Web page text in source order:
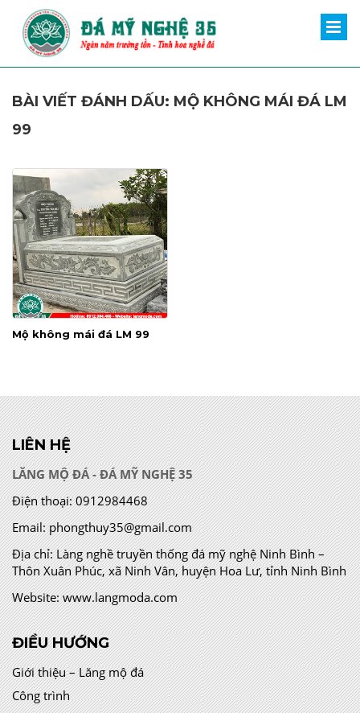
BÀI VIẾT ĐÁNH DẤU: MỘ KHÔNG MÁI ĐÁ LM
99
Mộ không mái đá LM 99
LIÊN HỆ
LĂNG MỘ ĐÁ - ĐÁ MỸ NGHỆ 35
Điện thoại: 0912984468
Email: phongthuy35@gmail.com
Địa chỉ:Làng nghề truyền thống đá mỹ nghệ Ninh Bình –
Thôn Xuân Phúc, xã Ninh Vân, huyện Hoa Lư, tỉnh Ninh Bình
Website: www.langmoda.com
ĐIỀU HƯỚNG
Giới thiệu – Lăng mộ đá
Công trình